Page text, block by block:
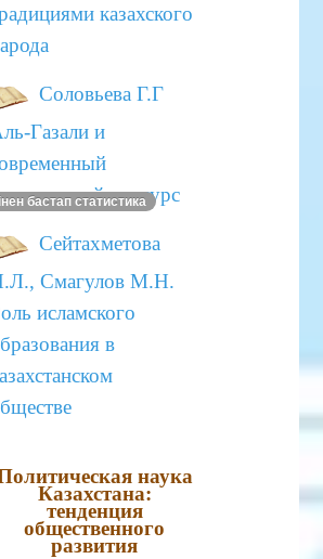
казахского
Соловьева Г.Г
Газали и
дискурс
Сейтахметова
Смагулов М.Н.
исламского
в
наука
Казахстана:
тенденция
общественного
развития
бастап статистика